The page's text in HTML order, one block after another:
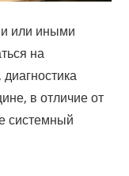
или иными
на
в отличие от
системный